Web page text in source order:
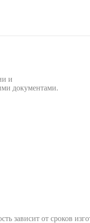
и
документами.
зависит от сроков